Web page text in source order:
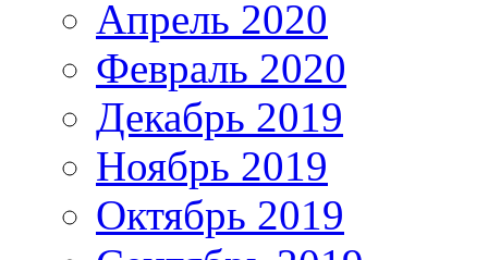
Апрель 2020
Февраль 2020
Декабрь 2019
Ноябрь 2019
Октябрь 2019